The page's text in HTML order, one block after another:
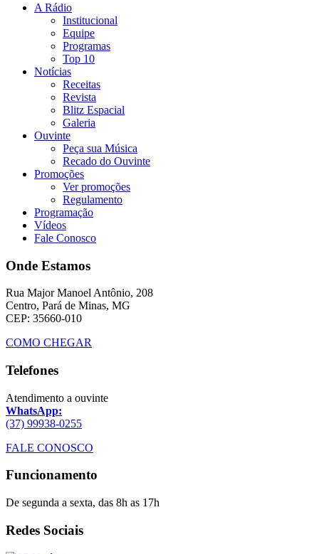
A Rádio
Institucional
Equipe
Programas
Top 10
Notícias
Receitas
Revista
Blitz Espacial
Galeria
Ouvinte
Peça sua Música
Recado do Ouvinte
Promoções
Ver promoções
Regulamento
Programação
Vídeos
Fale Conosco
Onde Estamos
Rua Major Manoel Antônio, 208
Centro, Pará de Minas, MG
CEP: 35660-010
COMO CHEGAR
Telefones
Atendimento a ouvinte
WhatsApp:
(37) 99938-0255
FALE CONOSCO
Funcionamento
De segunda a sexta, das 8h as 17h
Redes Sociais